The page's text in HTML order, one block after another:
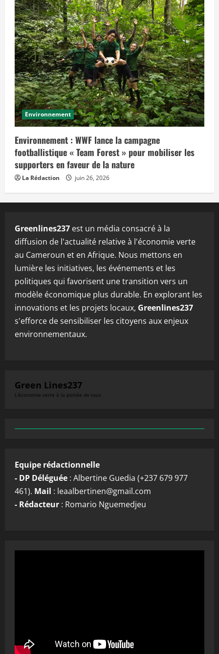
Environnement
Environnement : WWF lance la campagne
footballistique « Team Forest » pour mobiliser les
supporters en faveur de la nature
La Rédaction juin 26, 2026
Greenlines237 est un média consacré à la
diffusion de l'actualité relative à l'économie verte
au Cameroun et en Afrique. Nous mettons en
lumière les initiatives, les événements et les
politiques qui favorisent une transition vers un
modèle économique plus durable. En explorant les
innovations et les projets locaux, Greenlines237
s'efforce de sensibiliser les citoyens aux enjeux
environnementaux.
Green Lines237
L'économie verte à la portée de tous
Equipe rédactionnelle
- DP Déléguée : Albertine Guedia (+237 679 977
461). Mail : leaalbertinen@gmail.com
- Rédacteur : Romario Nguemedjeu